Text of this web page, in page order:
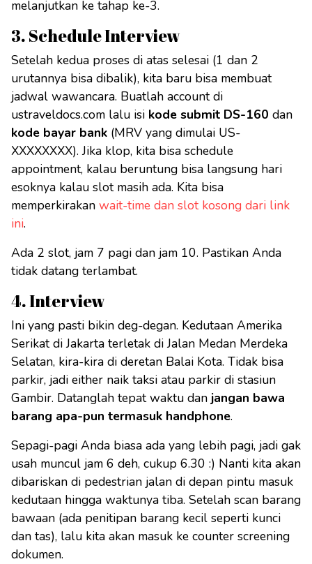
melanjutkan ke tahap ke-3.
3. Schedule Interview
Setelah kedua proses di atas selesai (1 dan 2
urutannya bisa dibalik), kita baru bisa membuat
jadwal wawancara. Buatlah account di
ustraveldocs.com lalu isi kode submit DS-160 dan
kode bayar bank (MRV yang dimulai US-
XXXXXXXX). Jika klop, kita bisa schedule
appointment, kalau beruntung bisa langsung hari
esoknya kalau slot masih ada. Kita bisa
memperkirakan wait-time dan slot kosong dari link
ini.
Ada 2 slot, jam 7 pagi dan jam 10. Pastikan Anda
tidak datang terlambat.
4. Interview
Ini yang pasti bikin deg-degan. Kedutaan Amerika
Serikat di Jakarta terletak di Jalan Medan Merdeka
Selatan, kira-kira di deretan Balai Kota. Tidak bisa
parkir, jadi either naik taksi atau parkir di stasiun
Gambir. Datanglah tepat waktu dan jangan bawa
barang apa-pun termasuk handphone.
Sepagi-pagi Anda biasa ada yang lebih pagi, jadi gak
usah muncul jam 6 deh, cukup 6.30 :) Nanti kita akan
dibariskan di pedestrian jalan di depan pintu masuk
kedutaan hingga waktunya tiba. Setelah scan barang
bawaan (ada penitipan barang kecil seperti kunci
dan tas), lalu kita akan masuk ke counter screening
dokumen.